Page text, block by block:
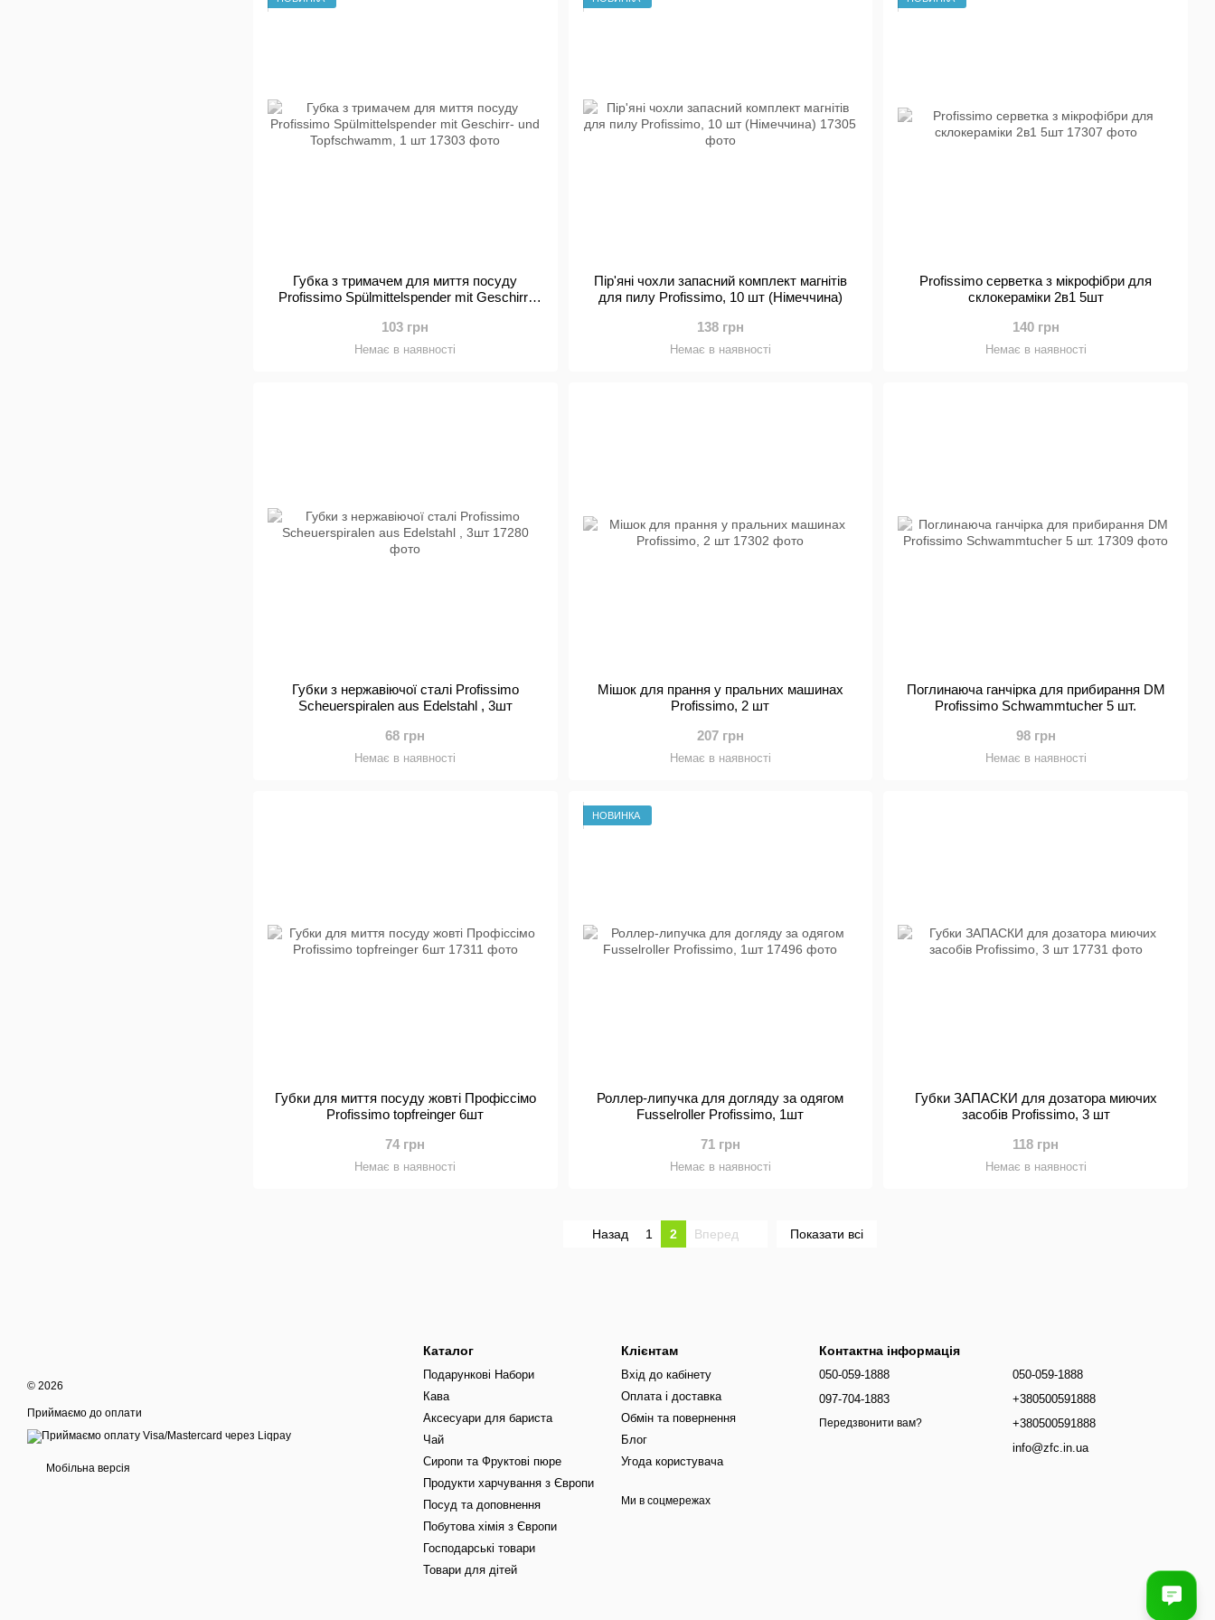
а також без латексу. Також є губки та ганчірки – незалежно від того, чи потрібні вони для витирання
Після успішного прибирання винагорода за виконану роботу більш ніж потрібна. Подаруйте собі
спокійний відпочинок в улюбленому куточку на свій смак. Як щодо гарячої пінної ванни? Створіть
добре виконаної роботи!
Кухня як перлина квартири
На кухні часто збирається вся сім'я, тому що абсолютно ясно одне: в якийсь момент всі зголодніють!
паперу для випічки та цікавих форм для кексів. Є також аксесуари для барбекю або дня народження
у вигляді бамбукового посуду і різнокольорових повітряних кульок з натурального каучуку.
Дарувати приносить радість!
для вас паперові подарункові пакети з різними мотивами. Вибирайте саме відповідно до ваших ідей
та потреб.
Губка з тримачем для миття посуду
Profissimo Spülmittelspender mit Geschirr-
103 грн
Немає в наявності
Пір'яні чохли запасний комплект магнітів
для пилу Profissimo, 10 шт (Німеччина)
138 грн
Немає в наявності
Profissimo серветка з мікрофібри для
склокераміки 2в1 5шт
140 грн
Немає в наявності
Губки з нержавіючої сталі Profissimo
Scheuerspiralen aus Edelstahl , 3шт
68 грн
Немає в наявності
Мішок для прання у пральних машинах
Profissimo, 2 шт
207 грн
Немає в наявності
Поглинаюча ганчірка для прибирання DM
Profissimo Schwammtucher 5 шт.
98 грн
Немає в наявності
Губки для миття посуду жовті Профіссімо
Profissimo topfreinger 6шт
74 грн
Немає в наявності
НОВИНКА
Роллер-липучка для догляду за одягом
Fusselroller Profissimo, 1шт
71 грн
Немає в наявності
Губки ЗАПАСКИ для дозатора миючих
засобів Profissimo, 3 шт
118 грн
Немає в наявності
Назад 1 2 Вперед Показати всі
© 2026
Приймаємо до оплати
Мобільна версія
Каталог
Подарункові Набори
Кава
Аксесуари для бариста
Чай
Сиропи та Фруктові пюре
Продукти харчування з Європи
Посуд та доповнення
Побутова хімія з Європи
Господарські товари
Товари для дітей
Клієнтам
Вхід до кабінету
Оплата і доставка
Обмін та повернення
Блог
Угода користувача
Ми в соцмережах
Контактна інформація
050-059-1888
097-704-1883
Передзвонити вам?
050-059-1888
+380500591888
+380500591888
info@zfc.in.ua